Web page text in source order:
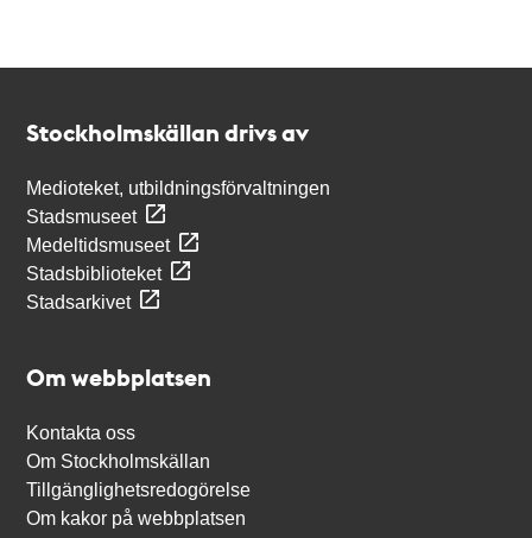
Stockholmskällan drivs av
Medioteket, utbildningsförvaltningen
Stadsmuseet
Medeltidsmuseet
Stadsbiblioteket
Stadsarkivet
Om webbplatsen
Kontakta oss
Om Stockholmskällan
Tillgänglighetsredogörelse
Om kakor på webbplatsen